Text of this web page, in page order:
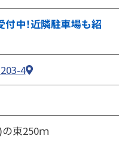
中！近隣駐車場も紹
4
東250ｍ
押します